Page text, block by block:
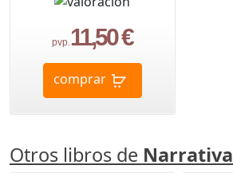
pvp.11,50 €
comprar
Otros libros de Narrativa